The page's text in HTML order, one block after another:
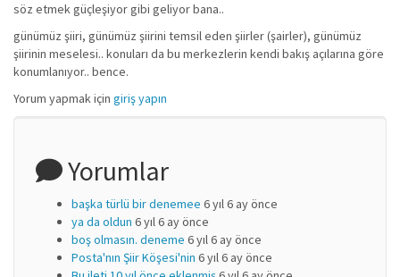
söz etmek güçleşiyor gibi geliyor bana..
günümüz şiiri, günümüz şiirini temsil eden şiirler (şairler), günümüz
şiirinin meselesi.. konuları da bu merkezlerin kendi bakış açılarına göre
konumlanıyor.. bence.
Yorum yapmak için giriş yapın
Yorumlar
başka türlü bir denemee 6 yıl 6 ay önce
ya da oldun 6 yıl 6 ay önce
boş olmasın. deneme 6 yıl 6 ay önce
Posta'nın Şiir Köşesi'nin 6 yıl 6 ay önce